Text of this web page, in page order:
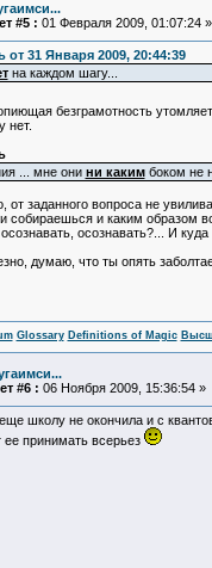
#5 : 01 Февраля 2009, 01:07:24 »
от 31 Января 2009, 20:44:39
на каждом шагу...
безграмотность
нет.
... мне они ни какимбоком не
от заданного вопроса не
собираешься и каким образом
осознавать?... И
думаю, что ты опять
Glossary Definitions of Magic
#6 : 06 Ноября 2009, 15:36:54 »
школу не окончила и с
ее принимать всерьез